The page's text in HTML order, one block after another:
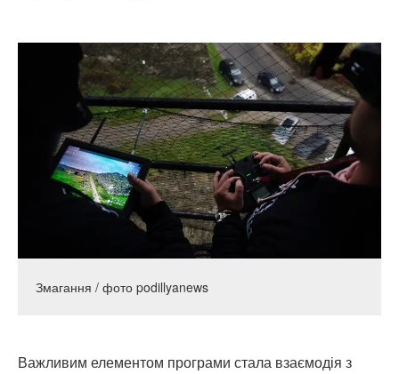
Змагання / фото podillyanews
Важливим елементом програми стала взаємодія з